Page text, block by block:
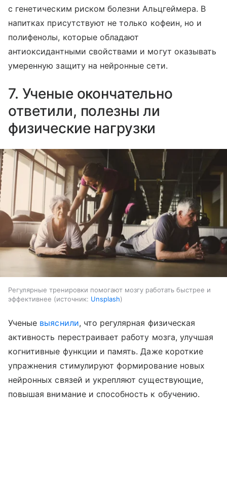
с генетическим риском болезни Альцгеймера. В
напитках присутствуют не только кофеин, но и
полифенолы, которые обладают
антиоксидантными свойствами и могут оказывать
умеренную защиту на нейронные сети.
7. Ученые окончательно
ответили, полезны ли
физические нагрузки
Регулярные тренировки помогают мозгу работать быстрее и
эффективнее
источник: Unsplash
Ученые выяснили, что регулярная физическая
активность перестраивает работу мозга, улучшая
когнитивные функции и память. Даже короткие
упражнения стимулируют формирование новых
нейронных связей и укрепляют существующие,
повышая внимание и способность к обучению.